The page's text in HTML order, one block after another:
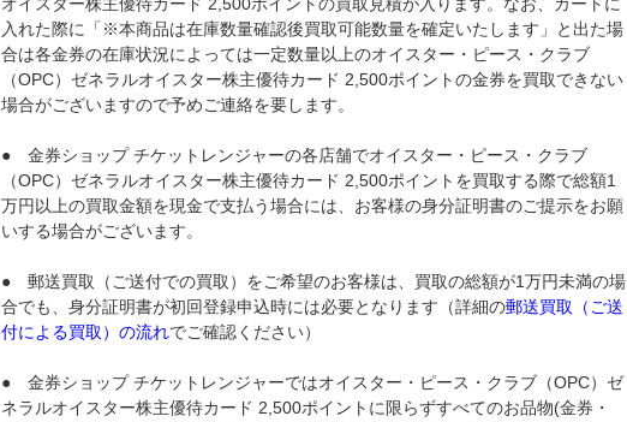
入れた際に「※本商品は在庫数量確認後買取可能数量を確定いたします」と出た場
合は各金券の在庫状況によっては一定数量以上のオイスター・ピース・クラブ
（OPC）ゼネラルオイスター株主優待カード 2,500ポイントの金券を買取できない
場合がございますので予めご連絡を要します。
● 金券ショップ チケットレンジャーの各店舗でオイスター・ピース・クラブ
（OPC）ゼネラルオイスター株主優待カード 2,500ポイントを買取する際で総額1
万円以上の買取金額を現金で支払う場合には、お客様の身分証明書のご提示をお願
いする場合がございます。
● 郵送買取（ご送付での買取）をご希望のお客様は、買取の総額が1万円未満の場
合でも、身分証明書が初回登録申込時には必要となります（詳細の郵送買取（ご送
付による買取）の流れでご確認ください）
● 金券ショップ チケットレンジャーではオイスター・ピース・クラブ（OPC）ゼ
ネラルオイスター株主優待カード 2,500ポイントに限らずすべてのお品物(金券・